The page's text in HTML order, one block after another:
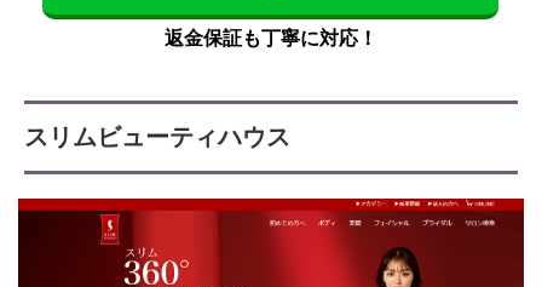
返金保証も丁寧に対応！
スリムビューティハウス